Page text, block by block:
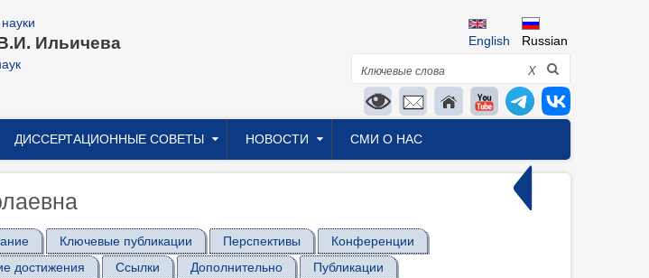
Ильичева Russian
English
Поиск X
ДИССЕРТАЦИОННЫЕ СОВЕТЫ НОВОСТИ СМИ О НАС
Ключевые публикации Перспективы
Конференции
достижения Ссылки Дополнительно Публикации